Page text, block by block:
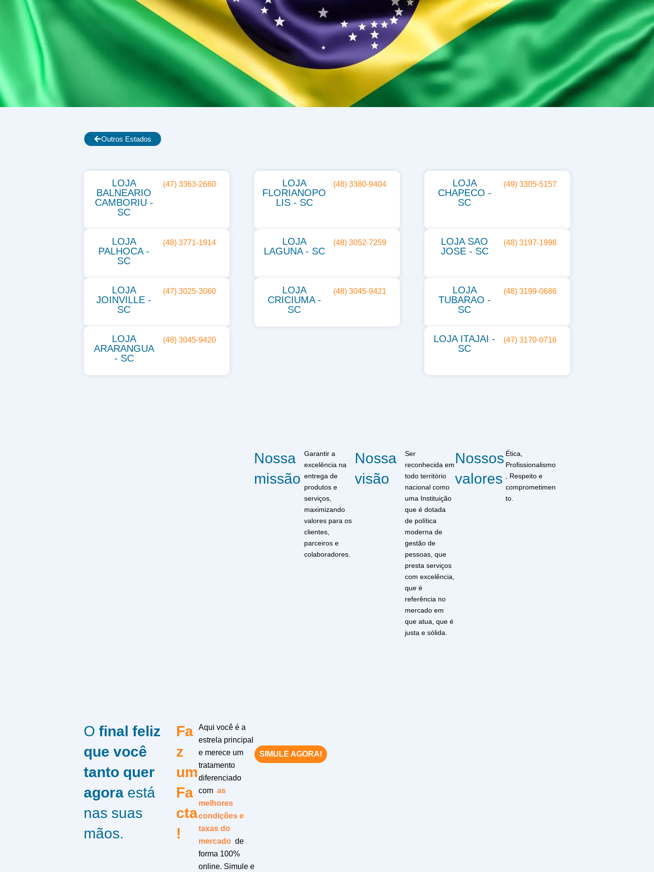
Outros Estados
LOJA
BALNEARIO
CAMBORIU -
SC
(47) 3363-2660
LOJA
FLORIANOPO
LIS - SC
(48) 3380-9404
LOJA
CHAPECO -
SC
(49) 3305-5157
LOJA
PALHOCA -
SC
(48) 3771-1914
LOJA
LAGUNA - SC
(48) 3052-7259
LOJA SAO
JOSE - SC
(48) 3197-1998
LOJA
JOINVILLE -
SC
(47) 3025-3060
LOJA
CRICIUMA -
SC
(48) 3045-9421
LOJA
TUBARAO -
SC
(48) 3199-0686
LOJA
ARARANGUA
- SC
(48) 3045-9420
LOJA ITAJAI -
SC
(47) 3170-0716
Nossa
missão
Garantir a
excelência na
entrega de
produtos e
serviços,
maximizando
valores para os
clientes,
parceiros e
colaboradores.
Nossa
visão
Ser
reconhecida em
todo território
nacional como
uma Instituição
que é dotada
de política
moderna de
gestão de
pessoas, que
presta serviços
com excelência,
que é
referência no
mercado em
que atua, que é
justa e sólida.
Nossos
valores
Ética,
Profissionalismo
, Respeito e
comprometimen
to.
O final feliz
que você
tanto quer
agora está
nas suas
mãos.
Fa
z
um
Fa
cta
!
Aqui você é a
estrela principal
e merece um
tratamento
diferenciado
com as
melhores
condições e
taxas do
mercadode
forma 100%
online. Simule e
SIMULE AGORA!